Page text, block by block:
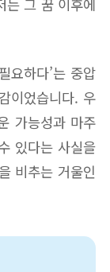
그 꿈 이후에
요하다’는 중압
이었습니다. 우
가능성과 마주
있다는 사실을
비추는 거울인